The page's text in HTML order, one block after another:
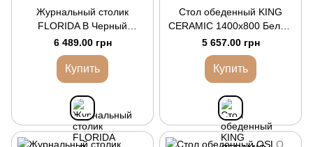
Журнальный столик
FLORIDA B Черный
мат+Белый мат мрамора/
Черный
6 489.00 грн
Купить
Стол обеденный KING
CERAMIC 1400x800 Белый
глянец/Черный мат
5 657.00 грн
Купить